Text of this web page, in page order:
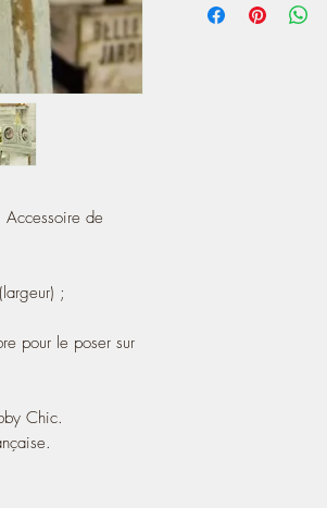
Accessoire de
;
pour le poser sur
Chic.
to put it on a piece of
miniature, on my